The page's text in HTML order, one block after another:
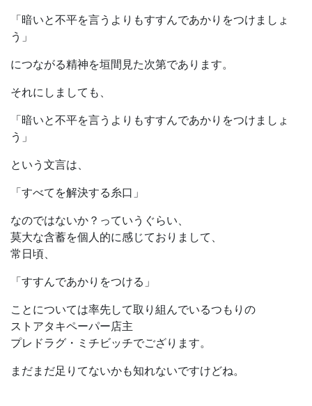
「暗いと不平を言うよりもすすんであかりをつけましょ
う」
につながる精神を垣間見た次第であります。
それにしましても、
「暗いと不平を言うよりもすすんであかりをつけましょ
う」
という文言は、
「すべてを解決する糸口」
なのではないか？っていうぐらい、
莫大な含蓄を個人的に感じておりまして、
常日頃、
「すすんであかりをつける」
ことについては率先して取り組んでいるつもりの
ストアタキペーパー店主
プレドラグ・ミチビッチでござります。
まだまだ足りてないかも知れないですけどね。